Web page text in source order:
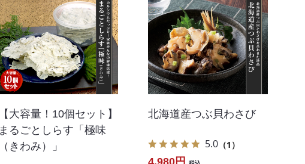
【大容量！10個セット】
まるごとしらす「極味
（きわみ）」
北海道産つぶ貝わさび
5.0 （1）